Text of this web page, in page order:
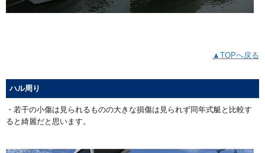
▲TOPへ戻る
ハル周り
・若干の小傷は見られるものの大きな損傷は見られず同年式艇と比較す
ると綺麗だと思います。